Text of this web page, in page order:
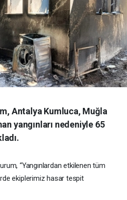
Antalya Kumluca, Muğla
yangınları nedeniyle 65
“Yangınlardan etkilenen tüm
ekiplerimiz hasar tespit